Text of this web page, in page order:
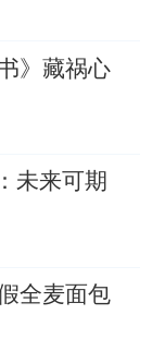
》藏祸心
未来可期
全麦面包